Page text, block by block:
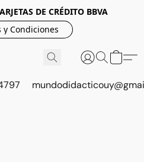
DE CRÉDITO BBVA
y Condiciones